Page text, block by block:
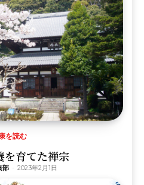
を読む
を育てた禅宗
部 - 2023年2月1日